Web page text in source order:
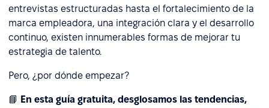
entrevistas estructuradas hasta el fortalecimiento de la
marca empleadora, una integración clara y el desarrollo
continuo, existen innumerables formas de mejorar tu
estrategia de talento.
Pero, ¿por dónde empezar?
📘 En esta guía gratuita, desglosamos las tendencias,